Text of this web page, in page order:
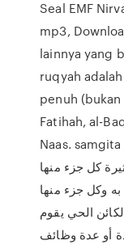
Seal EMF
mp3,
lainnya yang
ruqyah
penuh
Fatihah, al-
Naas. samgita السادهانا مسار الإنسان ع جسم
كل جزء منها
وكل جزء منها
الحي يقوم